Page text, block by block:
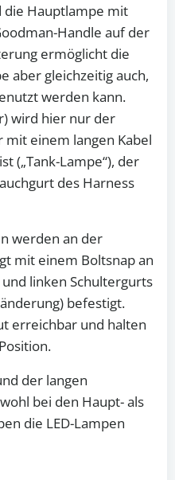
die Hauptlampe mit
Handle auf der
ermöglicht die
aber gleichzeitig auch,
werden kann.
wird hier nur der
einem langen Kabel
(„Tank-Lampe“), der
des Harness
werden an der
mit einem Boltsnap an
linken Schultergurts
befestigt.
erreichbar und halten
der langen
bei den Haupt- als
die LED-Lampen